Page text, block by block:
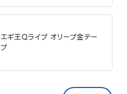
エギ王Qライブ オリーブ金テー
プ